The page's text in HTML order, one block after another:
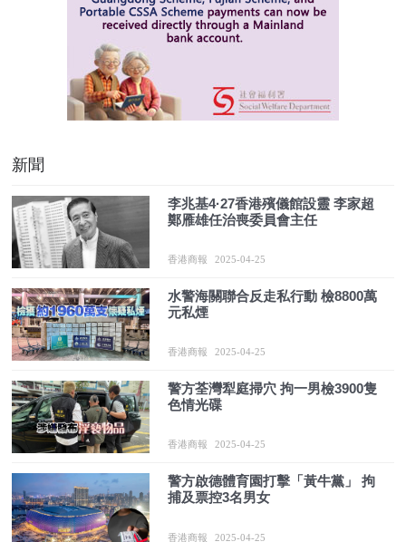
新聞
李兆基4·27香港殯儀館設靈 李家超
鄭雁雄任治喪委員會主任
香港商報 2025-04-25
水警海關聯合反走私行動 檢8800萬
元私煙
香港商報 2025-04-25
警方荃灣犁庭掃穴 拘一男檢3900隻
色情光碟
香港商報 2025-04-25
警方啟德體育園打擊「黃牛黨」 拘
捕及票控3名男女
香港商報 2025-04-25